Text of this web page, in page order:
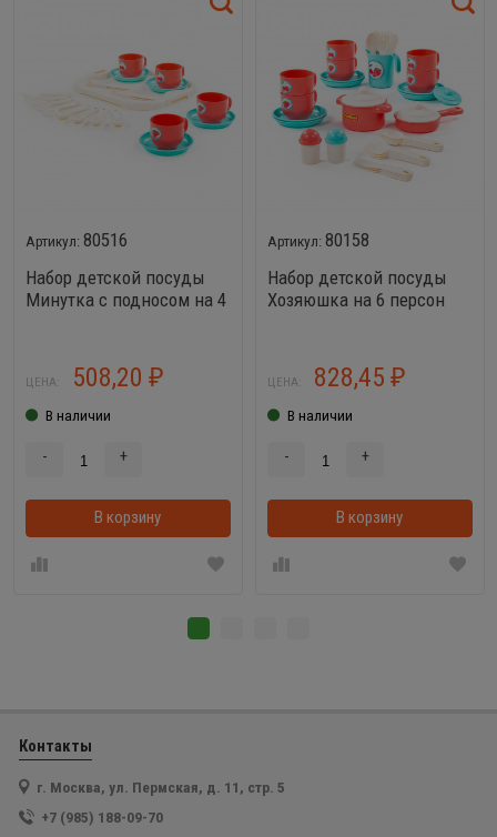
80516
Набор детской посуды
Минутка с подносом на 4
ЦЕНА: 508,20 ₽
В наличии
- +
В корзину В корзинке
80158
Набор детской посуды
Хозяюшка на 6 персон
ЦЕНА: 828,45 ₽
В наличии
- +
В корзину
Контакты
г. Москва, ул. Пермская, д. 11, стр. 5
+7 (985) 188-09-70